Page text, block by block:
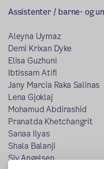
Assistenter / barne- og
Aleyna Uymaz
Demi Krixan Dyke
Elisa Guzhuni
Ibtissam Atifi
Jany Marcia Raka Salinas
Lena Gjoklaj
Mohamud Abdirashid
Pranatda Khetchangrit
Sanaa Ilyas
Shala Balanji
Siv Angelsen